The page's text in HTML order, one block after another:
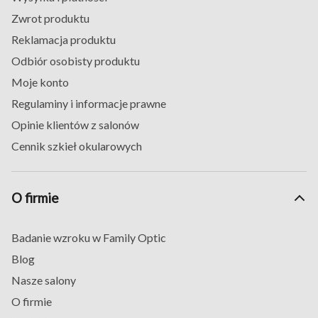
więc wybrać najlepszy model okularów i na co zwrócić
uwagę podczas zakupów? Podczas poszukiwań zwróć
uwagę przede wszystkim na to, by Twoje okulary, w
tym równieżmodne oprawki zielone
Twojej twarzy.
W przypadku okularów jest to jeden z najważniejszych
aspektów i ma on znaczenie nie tylko wizualne, ale
także zdrowotne. Jeśli więc jesteś posiadaczem twarzy
o drobnej budowie i blisko osadzonych oczach, nie
będziesz się dobrze czuć w oprawach szerokich. I
odwrotnie – jeśli zdecydujesz się na zbyt wąskie
na problemy zdrowotne, takie jak ból głowy czy
migreny. Szczególnie więc zauszniki powinny być
dopasowane do Ciebie.
Innym aspektem, na który również należy zwrócić
Zwrot produktu
Reklamacja produktu
Odbiór osobisty produktu
Moje konto
Regulaminy i informacje prawne
Opinie klientów z salonów
Cennik szkieł okularowych
O firmie
Badanie wzroku w Family Optic
Blog
Nasze salony
O firmie